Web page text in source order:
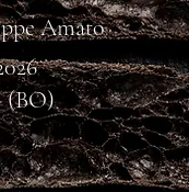
Amato
(BO)